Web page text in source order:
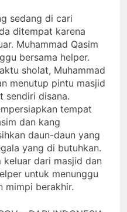
sedang di cari
ditempat karena
Muhammad Qasim
bersama helper.
sholat, Muhammad
menutup pintu masjid
sendiri disana.
tempat
dan kang
daun-daun yang
yang di butuhkan.
keluar dari masjid dan
untuk menunggu
mimpi berakhir.